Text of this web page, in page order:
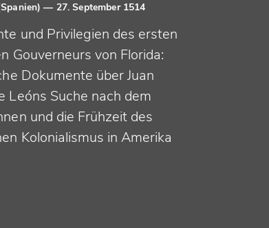
— 27. September 1514
und Privilegien des ersten
Gouverneurs von Florida:
Dokumente über Juan
Leóns Suche nach dem
und die Frühzeit des
Kolonialismus in Amerika